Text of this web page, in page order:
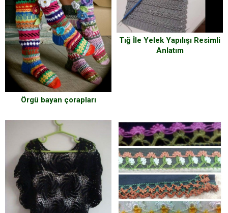
Örgü bayan çorapları
Tığ İle Yelek Yapılışı Resimli
Anlatım